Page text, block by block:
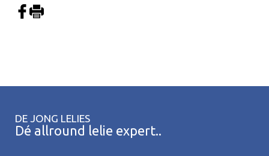
DE JONG LELIES
Dé allround lelie expert..